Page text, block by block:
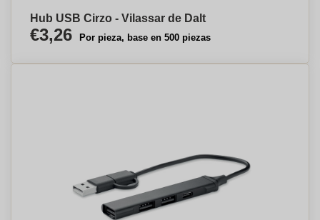
Hub USB Cirzo - Vilassar de Dalt
€3,26 Por pieza, base en 500 piezas